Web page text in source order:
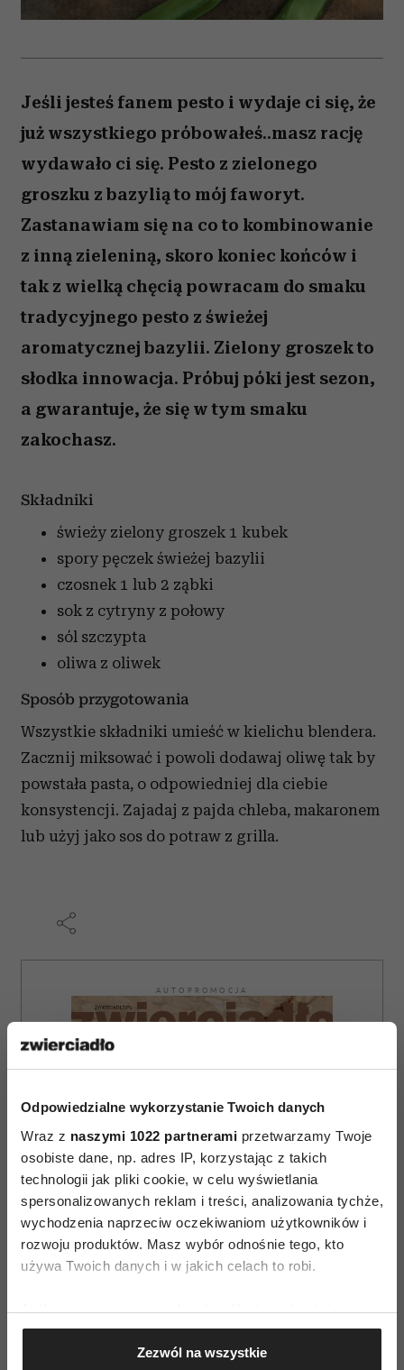
Odpowiedzialne wykorzystanie Twoich danych
Wraz z naszymi 1022 partnerami przetwarzamy Twoje
osobiste dane, np. adres IP, korzystając z takich
technologii jak pliki cookie, w celu wyświetlania
spersonalizowanych reklam i treści, analizowania tychże,
wychodzenia naprzeciw oczekiwaniom użytkowników i
rozwoju produktów. Masz wybór odnośnie tego, kto
używa Twoich danych i w jakich celach to robi.
Jeśli wyrazisz na to zgodę, chcielibyśmy również:
Gromadzić dane dotyczące Twojej lokalizacji
geograficznej z dokładnością nawet do kilku metrów
Zezwól na wszystkie
Jeśli jesteś fanem pesto i wydaje ci się, że
już wszystkiego próbowałeś..masz rację
wydawało ci się. Pesto z zielonego
groszku z bazylią to mój faworyt.
Zastanawiam się na co to kombinowanie
z inną zieleniną, skoro koniec końców i
tak z wielką chęcią powracam do smaku
tradycyjnego pesto z świeżej
aromatycznej bazylii. Zielony groszek to
słodka innowacja. Próbuj póki jest sezon,
a gwarantuje, że się w tym smaku
zakochasz.
Składniki
świeży zielony groszek 1 kubek
spory pęczek świeżej bazylii
czosnek 1 lub 2 ząbki
sok z cytryny z połowy
sól szczypta
oliwa z oliwek
Sposób przygotowania
Wszystkie składniki umieść w kielichu blendera.
Zacznij miksować i powoli dodawaj oliwę tak by
powstała pasta, o odpowiedniej dla ciebie
konsystencji. Zajadaj z pajda chleba, makaronem
lub użyj jako sos do potraw z grilla.
AUTOPROMOCJA
ZAMÓW